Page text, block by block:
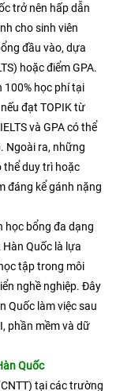
trở nên hấp dẫn
cho sinh viên
đầu vào, dựa
hoặc điểm GPA.
100% học phí tại
đạt TOPIK từ
và GPA có thể
Ngoài ra, những
thể duy trì hoặc
đáng kể gánh nặng
học bổng đa dạng
Quốc là lựa
tập trong môi
nghề nghiệp. Đây
Quốc làm việc sau
phần mềm và dữ
Quốc
tại các trường